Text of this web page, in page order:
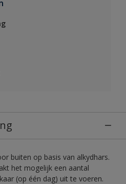
buiten op basis van alkydhars.
het mogelijk een aantal
(op één dag) uit te voeren.